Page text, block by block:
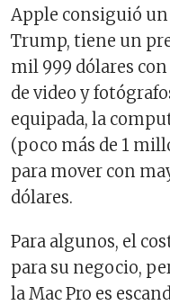
Apple consiguió
Trump, tiene un
mil 999 dólares
de video y
equipada, la
(poco más de 1
para mover con
dólares.
Para algunos, el
para su negocio,
la Mac Pro es